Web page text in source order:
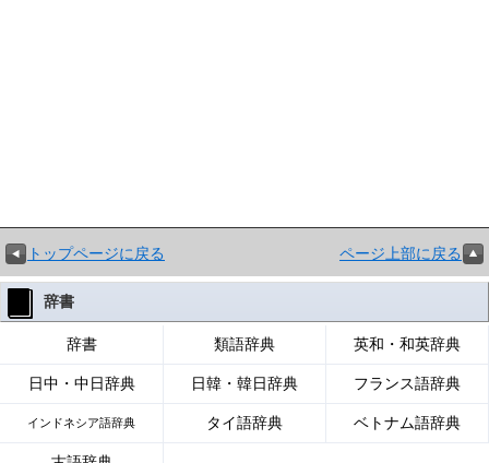
トップページに戻る ページ上部に戻る
辞書
辞書 類語辞典 英和・和英辞典
日中・中日辞典 日韓・韓日辞典 フランス語辞典
インドネシア語辞典 タイ語辞典 ベトナム語辞典